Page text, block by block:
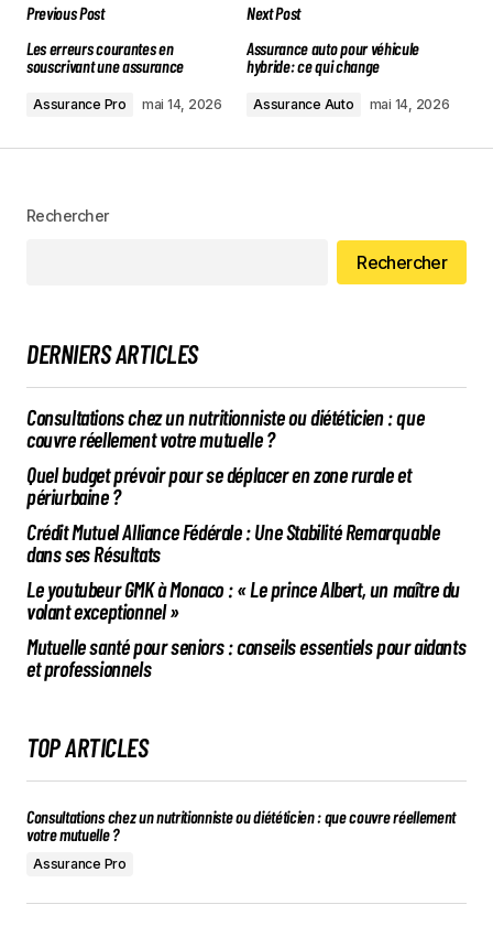
Previous Post
Les erreurs courantes en
souscrivant une assurance
Assurance Pro mai 14, 2026
Next Post
Assurance auto pour véhicule
hybride: ce qui change
Assurance Auto mai 14, 2026
Rechercher
Rechercher
DERNIERS ARTICLES
Consultations chez un nutritionniste ou diététicien : que
couvre réellement votre mutuelle ?
Quel budget prévoir pour se déplacer en zone rurale et
périurbaine ?
Crédit Mutuel Alliance Fédérale : Une Stabilité Remarquable
dans ses Résultats
Le youtubeur GMK à Monaco : « Le prince Albert, un maître du
volant exceptionnel »
Mutuelle santé pour seniors : conseils essentiels pour aidants
et professionnels
TOP ARTICLES
Consultations chez un nutritionniste ou diététicien : que couvre réellement
votre mutuelle ?
Assurance Pro